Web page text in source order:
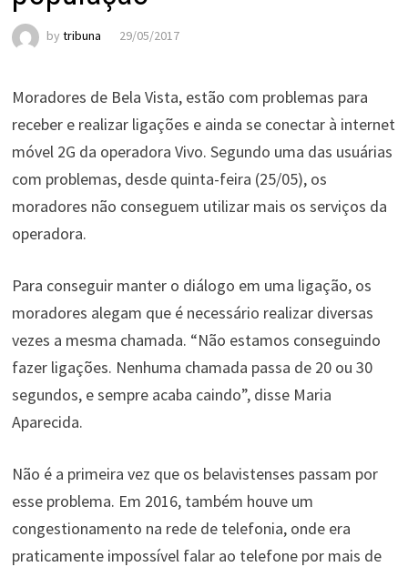
by tribuna 29/05/2017
Moradores de Bela Vista, estão com problemas para
receber e realizar ligações e ainda se conectar à internet
móvel 2G da operadora Vivo. Segundo uma das usuárias
com problemas, desde quinta-feira (25/05), os
moradores não conseguem utilizar mais os serviços da
operadora.
Para conseguir manter o diálogo em uma ligação, os
moradores alegam que é necessário realizar diversas
vezes a mesma chamada. “Não estamos conseguindo
fazer ligações. Nenhuma chamada passa de 20 ou 30
segundos, e sempre acaba caindo”, disse Maria
Aparecida.
Não é a primeira vez que os belavistenses passam por
esse problema. Em 2016, também houve um
congestionamento na rede de telefonia, onde era
praticamente impossível falar ao telefone por mais de